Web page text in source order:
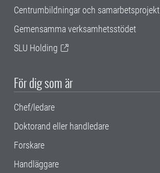
Centrumbildningar och samarbetsprojekt
Gemensamma verksamhetsstödet
SLU Holding
För dig som är
Chef/ledare
Doktorand eller handledare
Forskare
Handläggare